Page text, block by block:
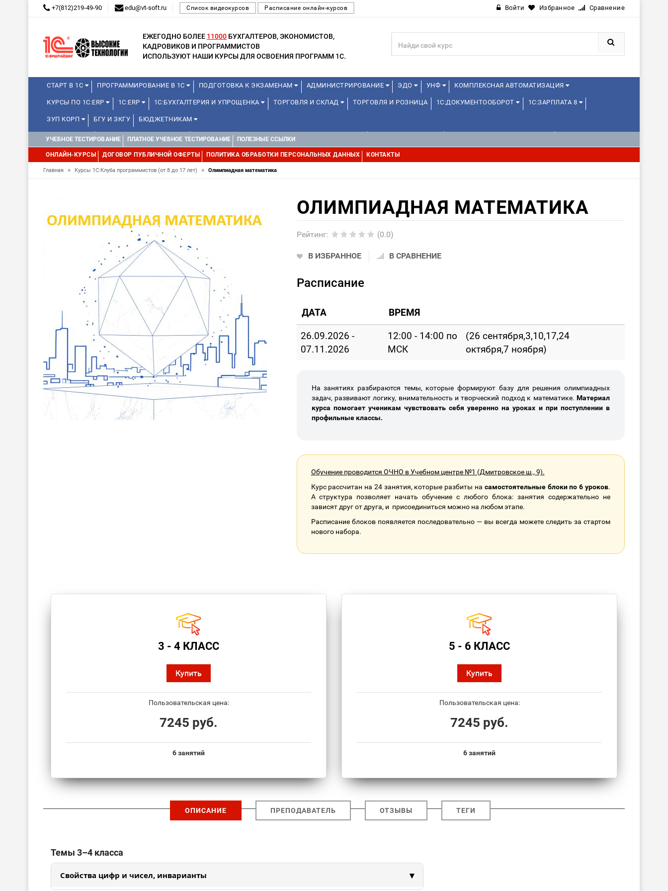
+7(812)219-49-90 edu@vt-soft.ru Список видеокурсов Расписание онлайн-курсов Войти Избранное Сравнение
ЕЖЕГОДНО БОЛЕЕ 11000 БУХГАЛТЕРОВ, ЭКОНОМИСТОВ,
КАДРОВИКОВ И ПРОГРАММИСТОВ
ИСПОЛЬЗУЮТ НАШИ КУРСЫ ДЛЯ ОСВОЕНИЯ ПРОГРАММ 1С.
СТАРТ В 1С ПРОГРАММИРОВАНИЕ В 1С ПОДГОТОВКА К ЭКЗАМЕНАМ АДМИНИСТРИРОВАНИЕ ЭДО УНФ КОМПЛЕКСНАЯ АВТОМАТИЗАЦИЯ
КУРСЫ ПО 1С:ERP 1С:ERP 1С:БУХГАЛТЕРИЯ И УПРОЩЕНКА ТОРГОВЛЯ И СКЛАД ТОРГОВЛЯ И РОЗНИЦА 1С:ДОКУМЕНТООБОРОТ 1С:ЗАРПЛАТА 8
ЗУП КОРП БГУ И ЗКГУ БЮДЖЕТНИКАМ
МИНИ-КУРСЫ КУРСЫ ДЛЯ ШКОЛЬНИКОВ КУРСЫ ДЛЯ ПРЕПОДАВАТЕЛЕЙ ШКОЛЬНЫХ КУРСОВ
УПРАВЛЕНИЕ ПРОЕКТАМИ УПРАВЛЕНЦАМ ДРУГИЕ 1С:МЕДИЦИНА WEB, JAVA И ANDROID
УЧЕБНОЕ ТЕСТИРОВАНИЕ ПЛАТНОЕ УЧЕБНОЕ ТЕСТИРОВАНИЕ ПОЛЕЗНЫЕ ССЫЛКИ
ОНЛАЙН-КУРСЫ ДОГОВОР ПУБЛИЧНОЙ ОФЕРТЫ ПОЛИТИКА ОБРАБОТКИ ПЕРСОНАЛЬНЫХ ДАННЫХ КОНТАКТЫ
Главная » Курсы 1С:Клуба программистов (от 8 до 17 лет) » Олимпиадная математика
ОЛИМПИАДНАЯ МАТЕМАТИКА
Рейтинг: (0.0)
В ИЗБРАННОЕ В СРАВНЕНИЕ
Расписание
ДАТА ВРЕМЯ
26.09.2026 -
07.11.2026
12:00 - 14:00 по
МСК
(26 сентября,3,10,17,24
октября,7 ноября)
На занятиях разбираются темы, которые формируют базу для решения олимпиадных
задач, развивают логику, внимательность и творческий подход к математике. Материал
курса помогает ученикам чувствовать себя уверенно на уроках и при поступлении в
профильные классы.
Обучение проводится ОЧНО в Учебном центре №1 (Дмитровское ш., 9).
Курс рассчитан на 24 занятия, которые разбиты на самостоятельные блоки по 6 уроков.
А структура позволяет начать обучение с любого блока: занятия содержательно не
зависят друг от друга, и присоединиться можно на любом этапе.
Расписание блоков появляется последовательно — вы всегда можете следить за стартом
нового набора.
3 - 4 КЛАСС
Купить
Пользовательская цена:
7245 руб.
6 занятий
5 - 6 КЛАСС
Купить
Пользовательская цена:
7245 руб.
6 занятий
ОПИСАНИЕ ПРЕПОДАВАТЕЛЬ ОТЗЫВЫ ТЕГИ
Темы 3–4 класса
Свойства цифр и чисел, инварианты ▾